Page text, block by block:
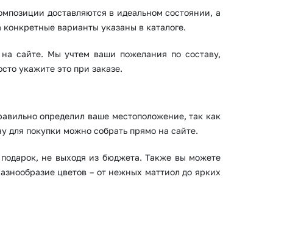
доставляются в идеальном состоянии, а
варианты указаны в каталоге.
сайте. Мы учтем ваши пожелания по составу,
укажите это при заказе.
определил ваше местоположение, так как
для покупки можно собрать прямо на сайте.
не выходя из бюджета. Также вы можете
цветов – от нежных маттиол до ярких